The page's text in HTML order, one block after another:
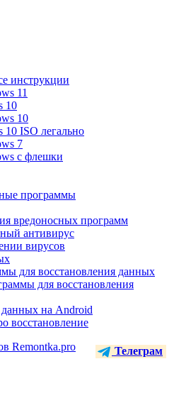
инструкции
11
10
10
10 ISO легально
7
с флешки
программы
вредоносных программ
антивирус
вирусов
для восстановления данных
для восстановления
на Android
восстановление
Телеграм